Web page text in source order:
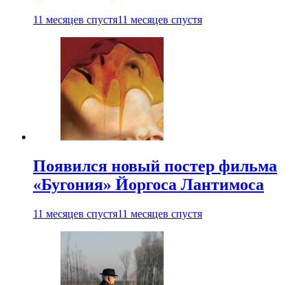
11 месяцев спустя11 месяцев спустя
Появился новый постер фильма
«Бугония» Йоргоса Лантимоса
11 месяцев спустя11 месяцев спустя